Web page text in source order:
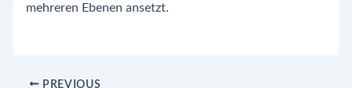
mehreren Ebenen ansetzt.
Post PREVIOUS